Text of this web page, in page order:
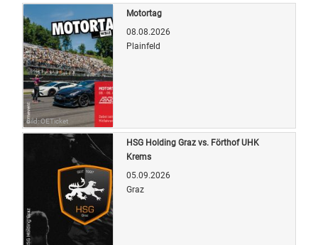
Bild: OETicket
Motortag
08.08.2026
Plainfeld
HSG Holding Graz vs. Förthof UHK
Krems
05.09.2026
Graz